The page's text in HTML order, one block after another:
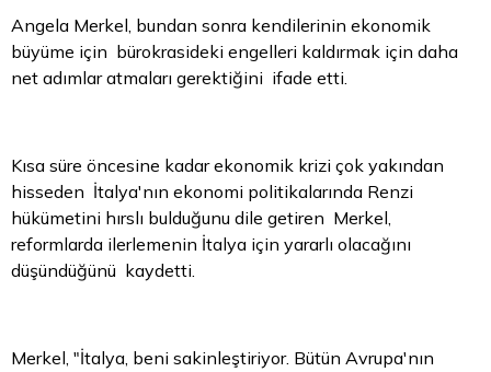
Angela Merkel, bundan sonra kendilerinin ekonomik
büyüme için bürokrasideki engelleri kaldırmak için daha
net adımlar atmaları gerektiğini ifade etti.
Kısa süre öncesine kadar ekonomik krizi çok yakından
hisseden İtalya'nın ekonomi politikalarında Renzi
hükümetini hırslı bulduğunu dile getiren Merkel,
reformlarda ilerlemenin İtalya için yararlı olacağını
düşündüğünü kaydetti.
Merkel, "İtalya, beni sakinleştiriyor. Bütün Avrupa'nın